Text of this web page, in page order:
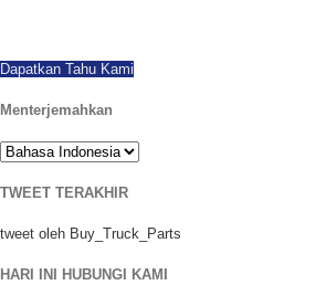
Dapatkan Tahu Kami
Menterjemahkan
TWEET TERAKHIR
tweet oleh Buy_Truck_Parts
HARI INI HUBUNGI KAMI